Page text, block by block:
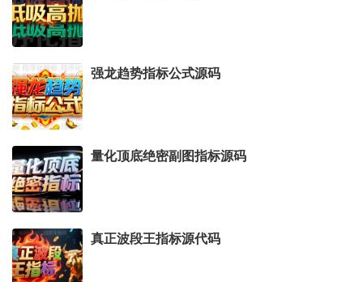
强龙趋势指标公式源码
量化顶底绝密副图指标源码
真正波段王指标源代码